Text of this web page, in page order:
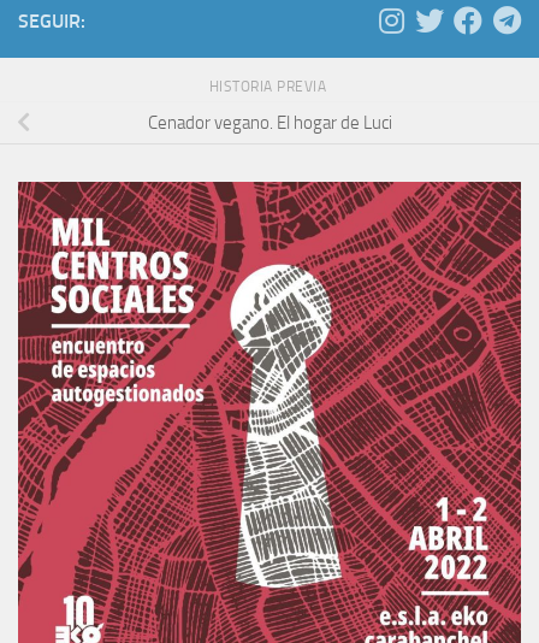
SEGUIR:
HISTORIA PREVIA
Cenador vegano. El hogar de Luci